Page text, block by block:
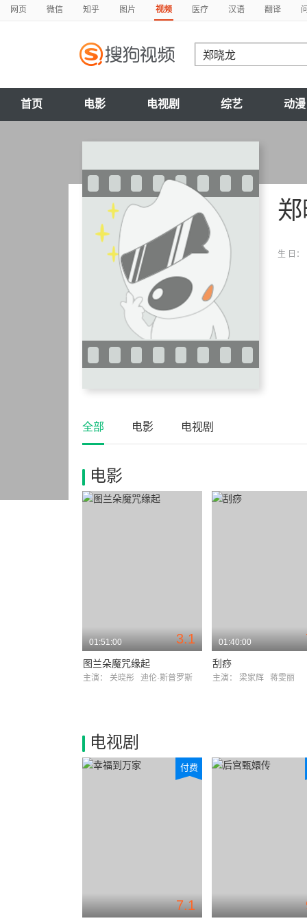
网页 微信 知乎 图片 视频 医疗 汉语 翻译
首页 电影 电视剧 综艺 动漫
生 日：
全部 电影 电视剧
电影
3.1
01:51:00
图兰朵魔咒缘起
主演： 关晓彤 迪伦·斯普罗斯
01:40:00
刮痧
主演： 梁家辉 蒋雯丽
电视剧
7.1
付费